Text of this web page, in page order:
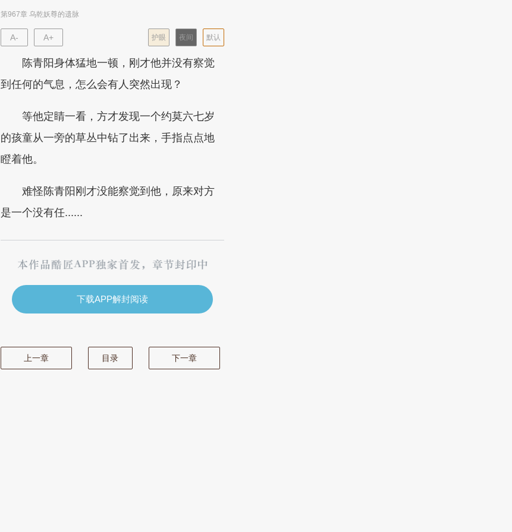
第967章 乌乾妖尊的遗脉
A- A+ 默认
夜间
护眼
陈青阳身体猛地一顿，刚才他并没有察觉
到任何的气息，怎么会有人突然出现？
等他定睛一看，方才发现一个约莫六七岁
的孩童从一旁的草丛中钻了出来，手指点点地
瞪着他。
难怪陈青阳刚才没能察觉到他，原来对方
是一个没有任......
下载APP解封阅读
上一章 目录 下一章